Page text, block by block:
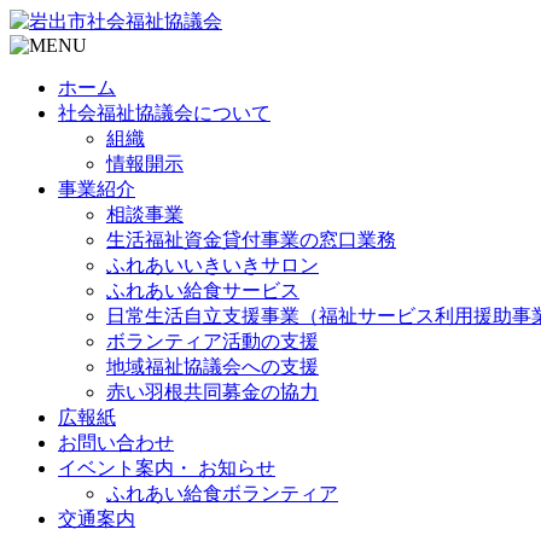
ホーム
社会福祉協議会について
組織
情報開示
事業紹介
相談事業
生活福祉資金貸付事業の窓口業務
ふれあいいきいきサロン
ふれあい給食サービス
日常生活自立支援事業（福祉サービス利用援助事
ボランティア活動の支援
地域福祉協議会への支援
赤い羽根共同募金の協力
広報紙
お問い合わせ
イベント案内・ お知らせ
ふれあい給食ボランティア
交通案内